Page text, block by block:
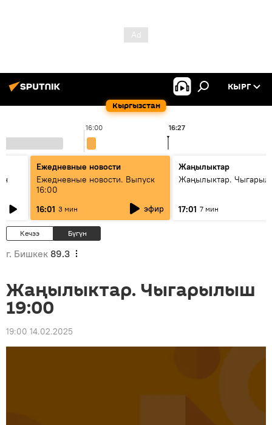
Кыргызстан
КЫРГ
16:00 16:27
Ежедневные новости
Ежедневные новости. Выпуск
16:00
16:01 3 мин эфир
Жаңылыктар
Жаңылыктар.
17:01 7 мин
Кечээ Бүгүн
г. Бишкек 89.3
Жаңылыктар. Чыгарылыш
19:00
19:00 14.02.2025